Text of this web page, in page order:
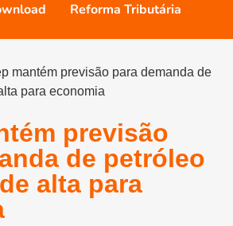
Reforma Tributária
mantém previsão para demanda de
para economia
previsão
de petróleo
alta para